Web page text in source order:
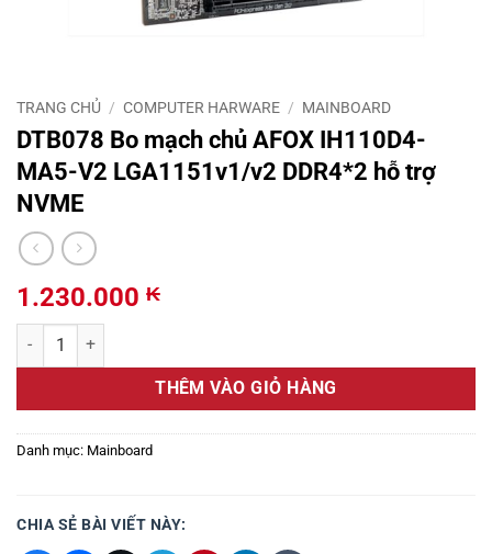
TRANG CHỦ / COMPUTER HARWARE / MAINBOARD
DTB078 Bo mạch chủ AFOX IH110D4-
MA5-V2 LGA1151v1/v2 DDR4*2 hỗ trợ
NVME
1.230.000 ₭
DTB078 Bo mạch chủ AFOX IH110D4-MA5-V2 LGA1151v1/v2
THÊM VÀO GIỎ HÀNG
Danh mục: Mainboard
CHIA SẺ BÀI VIẾT NÀY: